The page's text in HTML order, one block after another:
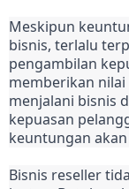
Meskipun
bisnis, terlalu
pengambilan
memberikan nilai
menjalani bisnis
kepuasan
keuntungan
Bisnis reseller